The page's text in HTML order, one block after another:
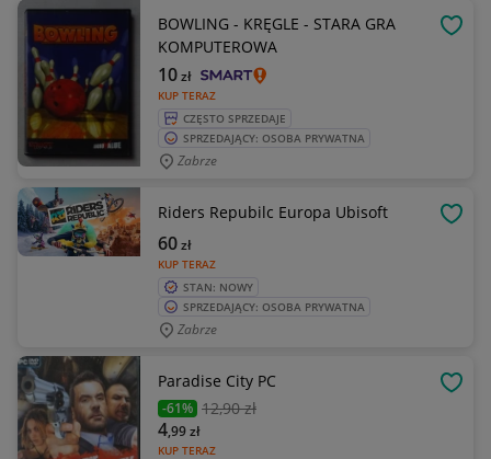
BOWLING - KRĘGLE - STARA GRA
KOMPUTEROWA
KUP TERAZ
10zł
CZĘSTO SPRZEDAJE
SPRZEDAJĄCY: OSOBA PRYWATNA
Zabrze
Riders Repubilc Europa Ubisoft
KUP TERAZ
60zł
STAN: NOWY
SPRZEDAJĄCY: OSOBA PRYWATNA
Zabrze
Paradise City PC
-61% 12,90 zł
KUP TERAZ
4,99zł